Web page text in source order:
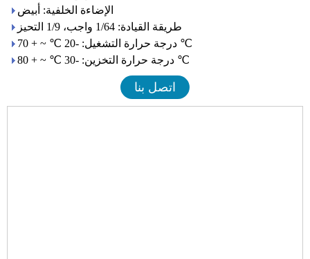
الإضاءة الخلفية: أبيض
طريقة القيادة: 1/64 واجب، 1/9 التحيز
درجة حرارة التشغيل: -20 ℃ ~ + 70 ℃
درجة حرارة التخزين: -30 ℃ ~ + 80 ℃
اتصل بنا